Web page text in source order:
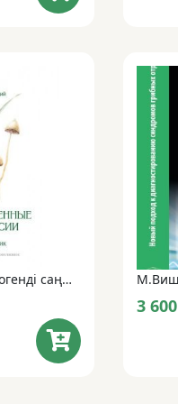
Ресейдің галлюциногенді саңырауқұлақтары. Атлас анықтамалығы
3 600